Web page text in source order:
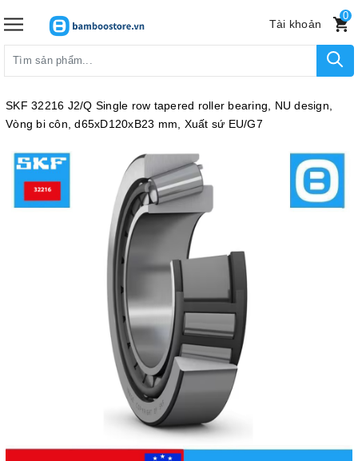
Tài khoản
0
SKF 32216 J2/Q Single row tapered roller bearing, NU design,
Vòng bi côn, d65xD120xB23 mm, Xuất sứ EU/G7